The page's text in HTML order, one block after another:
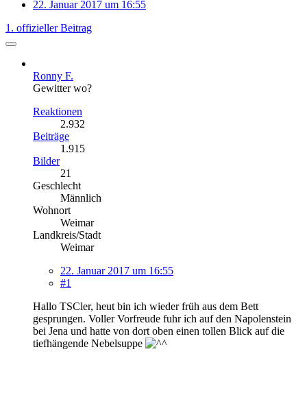
22. Januar 2017 um 16:55
1. offizieller Beitrag
Ronny F.
Gewitter wo?
Reaktionen
2.932
Beiträge
1.915
Bilder
21
Geschlecht
Männlich
Wohnort
Weimar
Landkreis/Stadt
Weimar
22. Januar 2017 um 16:55
#1
Hallo TSCler, heut bin ich wieder früh aus dem Bett
gesprungen. Voller Vorfreude fuhr ich auf den Napolenstein
bei Jena und hatte von dort oben einen tollen Blick auf die
tiefhängende Nebelsuppe